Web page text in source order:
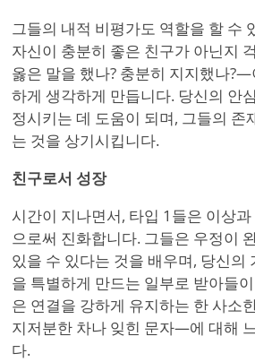
그들의 내적 비평가도 역할을 할 수
자신이 충분히 좋은 친구가 아닌지
옳은 말을 했나? 충분히 지지했나
하게 생각하게 만듭니다. 당신의 안
정시키는 데 도움이 되며, 그들의 존
는 것을 상기시킵니다.
친구로서 성장
시간이 지나면서, 타입 1들은 이상
으로써 진화합니다. 그들은 우정이
있을 수 있다는 것을 배우며, 당신의
을 특별하게 만드는 일부로 받아들
은 연결을 강하게 유지하는 한 사소
지저분한 차나 잊힌 문자—에 대해
다.